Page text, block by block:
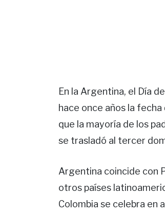
En la Argentina, el Día
hace once años la
que la mayoría de los
se trasladó al tercer
Argentina coincide con
otros países
Colombia se celebra en